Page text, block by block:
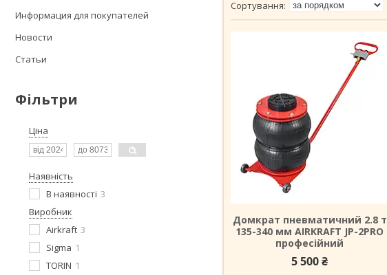
Информация для покупателей
Новости
Статьи
Фільтри
Ціна
Наявність
В наявності 3
Виробник
Airkraft 3
Sigma 1
TORIN 1
Домкрат пневматичний 2.8 т
135-340 мм AIRKRAFT JP-2PRO
професійний
5 500 ₴